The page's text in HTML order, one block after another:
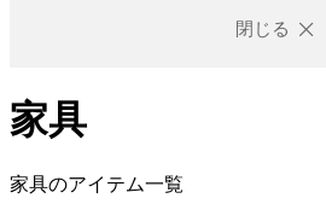
閉じる
家具
家具のアイテム一覧